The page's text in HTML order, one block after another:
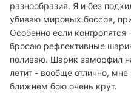
разнообразия. Я и без
убиваю мировых боссов,
Особенно если
бросаю рефлективные
поливаю. Шарик заморфил
летит - вообще отлично,
ближнем бою очень крут.